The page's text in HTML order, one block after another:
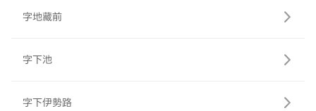
字地藏前
字下池
字下伊勢路